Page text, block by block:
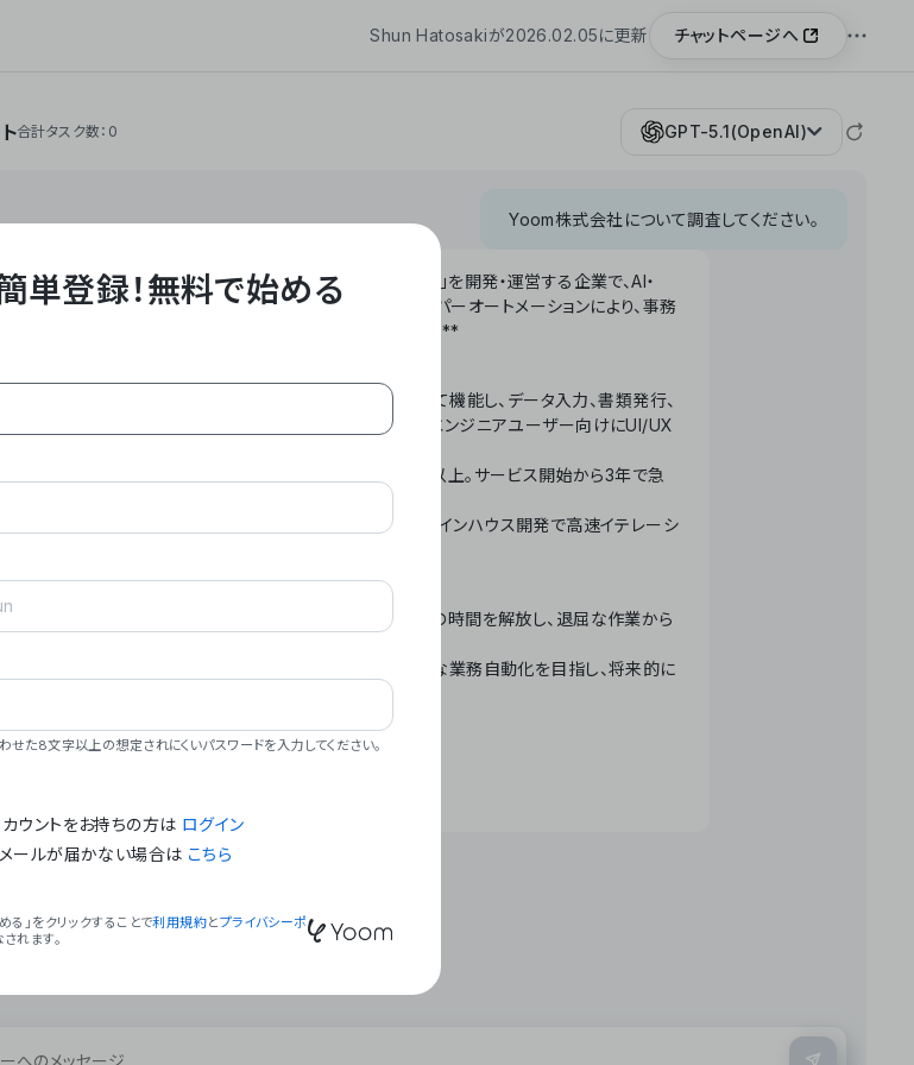
Shun Hatosakiが2026.02.05に更新 チャットページへ
合計タスク数：0 GPT-5.1(OpenAI)
Yoom株式会社について調査してください。
株式会社は、ビジネスオートメーションSaaS「Yoom」を開発・運営する企業で、AI・
・RPA・OCRなどの技術をノーコードで組み合わせたハイパーオートメーションにより、事務
作業やデスクワークを自動化するサービスを提供しています。**
- **主力プロダクト「Yoom」**: SaaS連携データベースとして機能し、データ入力、書類発行、
メール対応、請求書処理、日報作成などの業務を自動化。非エンジニアユーザー向けにUI/UX
- **実績**: 国内利用社数20,000社超、直近成長率300%以上。サービス開始から3年で急
- **強み**: すべての自動化技術を1プラットフォームで完結。インハウス開発で高速イテレーシ
**ミッション**: 「We Make Time」 – テクノロジーで人々の時間を解放し、退屈な作業から
- **ビジョン**: 「Global Business Automation」 – 世界的な業務自動化を目指し、将来的に
会社概要
単登録！無料で始める
た8文字以上の想定されにくいパスワードを入力してください。
ウントをお持ちの方は ログイン
メールが届かない場合は こちら
る」をクリックすることで利用規約とプライバシーポ
れます。